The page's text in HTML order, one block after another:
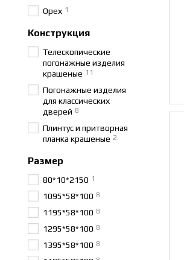
Орех 1
Конструкция
Телескопические
погонажные изделия
крашеные 11
Погонажные изделия
для классических
дверей 8
Плинтус и притворная
планка крашеные 2
Размер
80*10*2150 1
1095*58*100 8
1195*58*100 8
1295*58*100 8
1395*58*100 8